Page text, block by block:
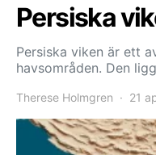
Persiska
Persiska viken är ett
havsområden. Den
Therese Holmgren 21